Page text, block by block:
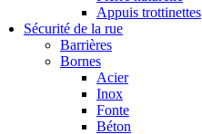
Appuis trottinettes
Sécurité de la rue
Barrières
Bornes
Acier
Inox
Fonte
Béton